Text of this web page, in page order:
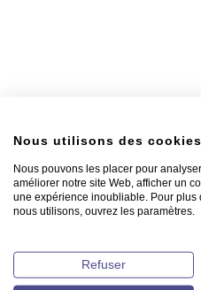
Nous utilisons des cookies
Nous pouvons les placer pour
améliorer notre site Web, afficher un
une expérience inoubliable. Pour plus
nous utilisons, ouvrez les paramètres.
Refuser